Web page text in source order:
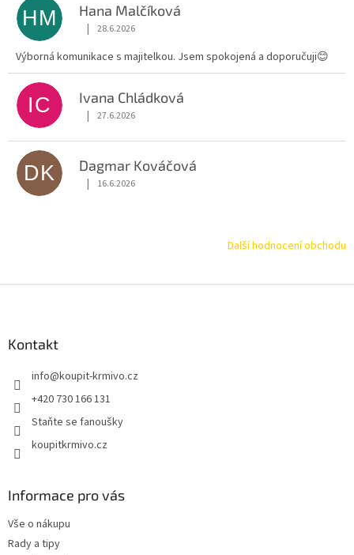
HM Hana Malčíková
Hodnocení obchodu je 5 z 5 hvězdiček.
| 28.6.2026
Výborná komunikace s majitelkou. Jsem spokojená a doporučuji😊
IC Ivana Chládková
Hodnocení obchodu je 5 z 5 hvězdiček.
| 27.6.2026
DK Dagmar Kováčová
Hodnocení obchodu je 5 z 5 hvězdiček.
| 16.6.2026
Další hodnocení obchodu
Kontakt
info@koupit-krmivo.cz
+420 730 166 131
Staňte se fanoušky
koupitkrmivo.cz
Informace pro vás
Vše o nákupu
Rady a tipy